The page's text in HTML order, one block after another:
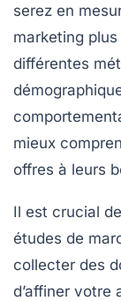
serez en
marketing
différentes
mieux
offres à leurs
Il est crucial
études de
collecter des
d’affiner votre